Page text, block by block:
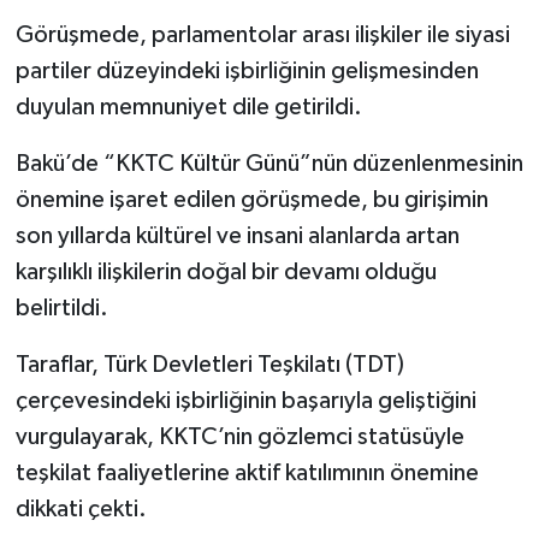
Görüşmede, parlamentolar arası ilişkiler ile siyasi
partiler düzeyindeki işbirliğinin gelişmesinden
duyulan memnuniyet dile getirildi.
Bakü’de “KKTC Kültür Günü”nün düzenlenmesinin
önemine işaret edilen görüşmede, bu girişimin
son yıllarda kültürel ve insani alanlarda artan
karşılıklı ilişkilerin doğal bir devamı olduğu
belirtildi.
Taraflar, Türk Devletleri Teşkilatı (TDT)
çerçevesindeki işbirliğinin başarıyla geliştiğini
vurgulayarak, KKTC’nin gözlemci statüsüyle
teşkilat faaliyetlerine aktif katılımının önemine
dikkati çekti.